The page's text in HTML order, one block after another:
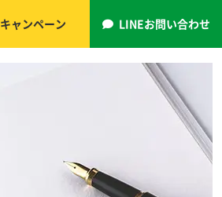
キャンペーン LINEお問い合わせ